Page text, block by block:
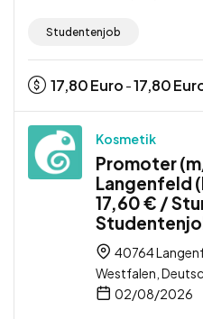
Studentenjob
17,80Euro -17,80
Kosmetik
Promoter
Langenfeld
17,60 € /
40764
Westfalen,
02/08/2026